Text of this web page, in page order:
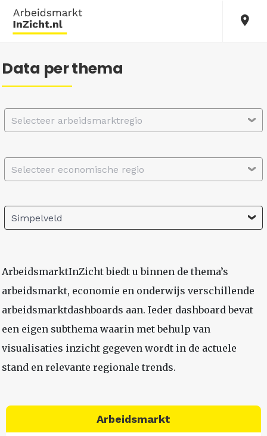
Data per thema
Selecteer arbeidsmarktregio
Selecteer economische regio
Simpelveld
ArbeidsmarktInZicht biedt u binnen de thema’s
arbeidsmarkt, economie en onderwijs verschillende
arbeidsmarktdashboards aan. Ieder dashboard bevat
een eigen subthema waarin met behulp van
visualisaties inzicht gegeven wordt in de actuele
stand en relevante regionale trends.
Arbeidsmarkt